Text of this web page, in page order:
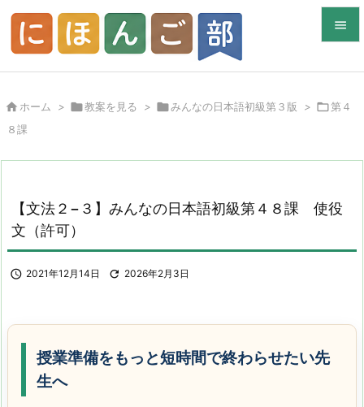

メニュ

前へ
次へ
 ホーム > 教案を見る > みんなの日本語初級第３版 > 第４
８課
【文法２−３】みんなの日本語初級第４８課 使役
文（許可）
 2021年12月14日  2026年2月3日
授業準備をもっと短時間で終わらせたい先
生へ